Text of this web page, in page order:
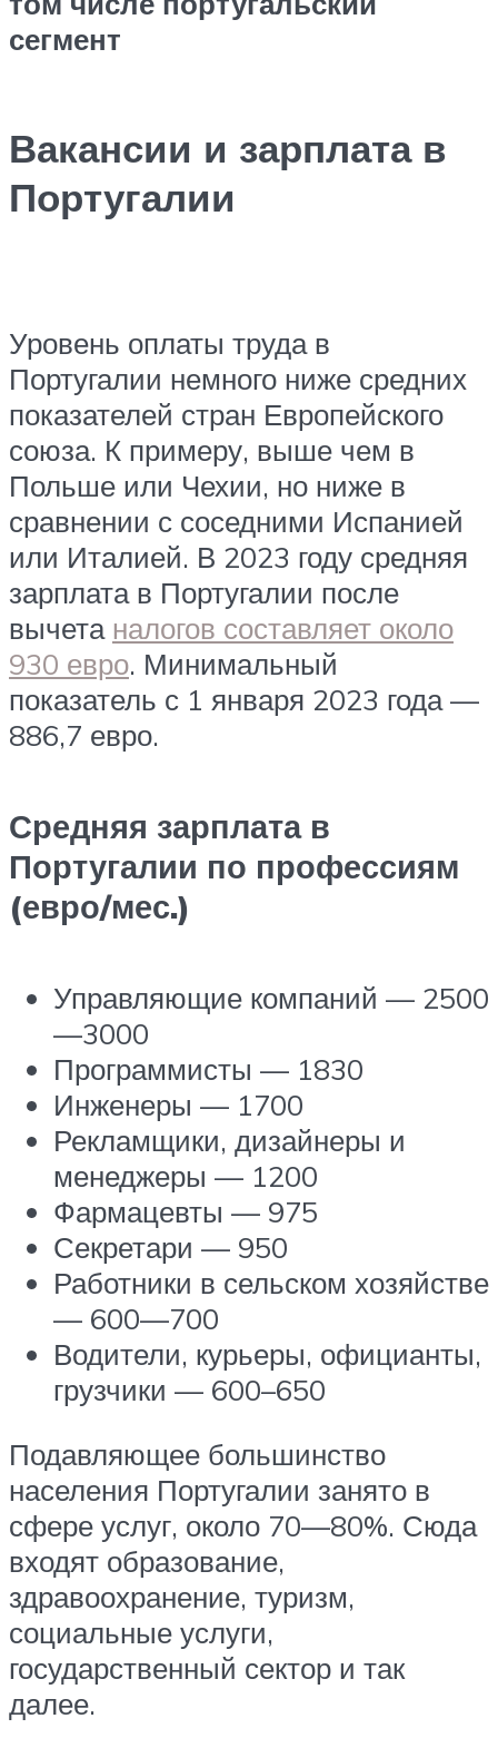
сегмент
Вакансии и зарплата в
Португалии
Уровень оплаты труда в
Португалии немного ниже средних
показателей стран Европейского
союза. К примеру, выше чем в
Польше или Чехии, но ниже в
сравнении с соседними Испанией
или Италией. В 2023 году средняя
зарплата в Португалии после
вычета налогов составляет около
930 евро. Минимальный
показатель с 1 января 2023 года —
886,7 евро.
Средняя зарплата в
Португалии по профессиям
(евро/мес.)
Управляющие компаний — 2500
—3000
Программисты — 1830
Инженеры — 1700
Рекламщики, дизайнеры и
менеджеры — 1200
Фармацевты — 975
Секретари — 950
Работники в сельском хозяйстве
— 600—700
Водители, курьеры, официанты,
грузчики — 600–650
Подавляющее большинство
населения Португалии занято в
сфере услуг, около 70—80%. Сюда
входят образование,
здравоохранение, туризм,
социальные услуги,
государственный сектор и так
далее.